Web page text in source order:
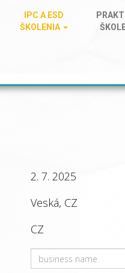
IPC A ESD
ŠKOLENIA
2. 7. 2025
Veská, CZ
CZ